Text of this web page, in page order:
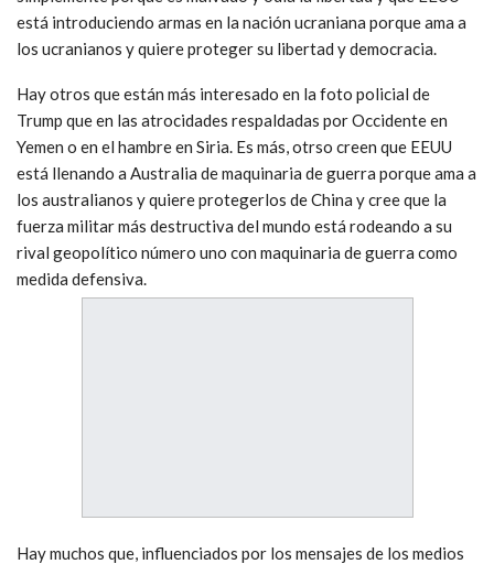
está introduciendo armas en la nación ucraniana porque ama a
los ucranianos y quiere proteger su libertad y democracia.
Hay otros que están más interesado en la foto policial de
Trump que en las atrocidades respaldadas por Occidente en
Yemen o en el hambre en Siria. Es más, otrso creen que EEUU
está llenando a Australia de maquinaria de guerra porque ama a
los australianos y quiere protegerlos de China y cree que la
fuerza militar más destructiva del mundo está rodeando a su
rival geopolítico número uno con maquinaria de guerra como
medida defensiva.
Hay muchos que, influenciados por los mensajes de los medios